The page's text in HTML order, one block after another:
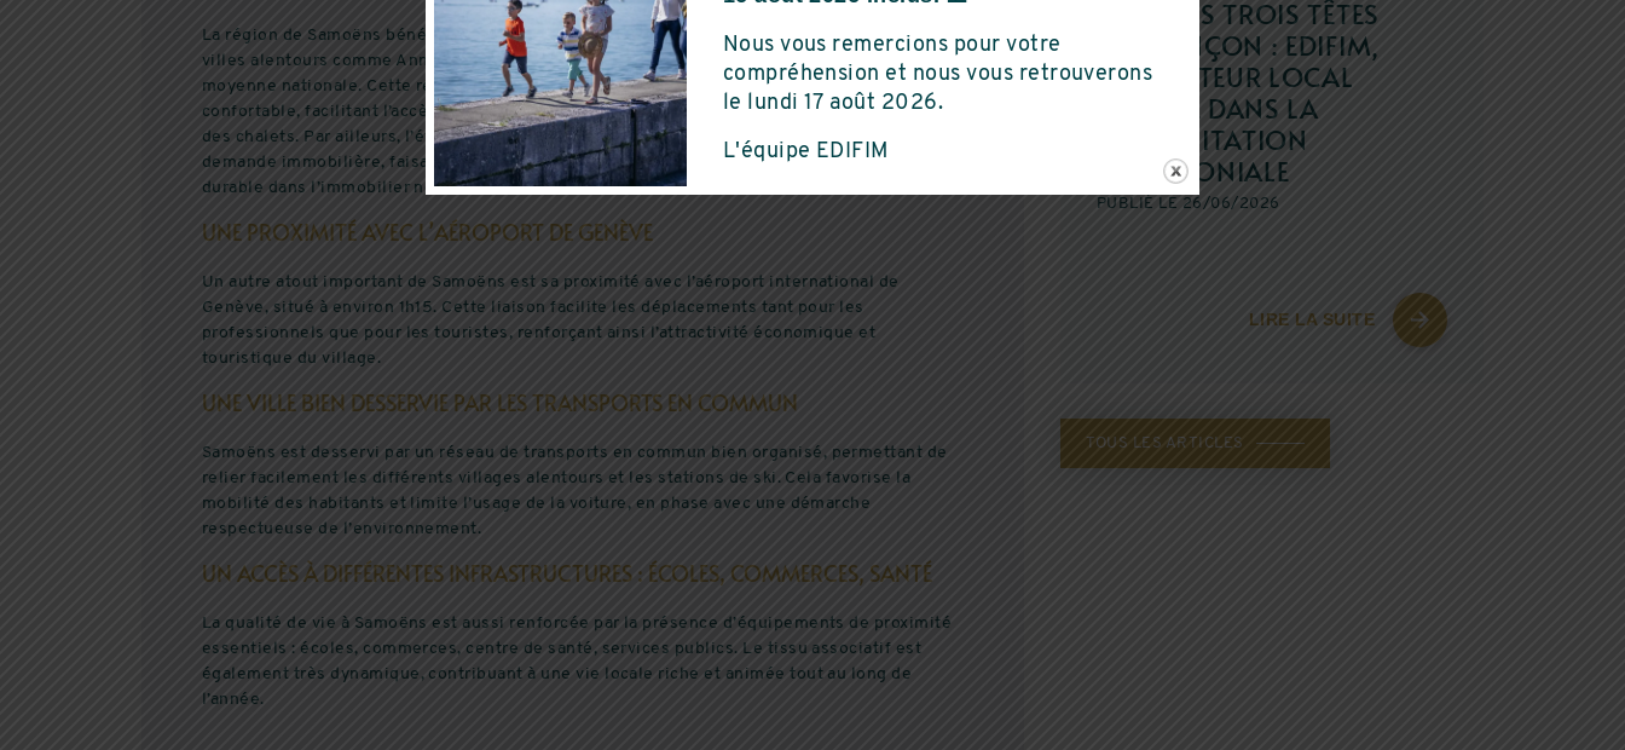
La région de Samoëns bénéficie d’un dynamisme économique certain, notamment grâce aux
villes alentours comme Annecy ou Genève, où les salaires moyens sont plus élevés que la
moyenne nationale. Cette réalité permet aux habitants de jouir d’un pouvoir d’achat
confortable, facilitant l’accès à des logements de qualité, que ce soit des appartements ou
des chalets. Par ailleurs, l’évolution favorable des salaires dans la région soutient la
demande immobilière, faisant de Samoëns une commune attractive pour un investissement
durable dans l’immobilier neuf ou ancien.
UNE PROXIMITÉ AVEC L’AÉROPORT DE GENÈVE
Un autre atout important de Samoëns est sa proximité avec l’aéroport international de
Genève, situé à environ 1h15. Cette liaison facilite les déplacements tant pour les
professionnels que pour les touristes, renforçant ainsi l’attractivité économique et
touristique du village.
UNE VILLE BIEN DESSERVIE PAR LES TRANSPORTS EN COMMUN
Samoëns est desservi par un réseau de transports en commun bien organisé, permettant de
relier facilement les différents villages alentours et les stations de ski. Cela favorise la
mobilité des habitants et limite l’usage de la voiture, en phase avec une démarche
respectueuse de l’environnement.
UN ACCÈS À DIFFÉRENTES INFRASTRUCTURES : ÉCOLES, COMMERCES, SANTÉ
La qualité de vie à Samoëns est aussi renforcée par la présence d’équipements de proximité
essentiels : écoles, commerces, centre de santé, services publics. Le tissu associatif est
également très dynamique, contribuant à une vie locale riche et animée tout au long de
l’année.
FORT DES TROIS TÊTES
À BRIANÇON : EDIFIM,
PROMOTEUR LOCAL
ENGAGÉ DANS LA
RÉHABILITATION
PATRIMONIALE
PUBLIÉ LE 26/06/2026
LIRE LA SUITE
TOUS LES ARTICLES
ESPACE CLIENT
AVIS CLIENTS
À PARTIR DE 185 999 €
DU 2 AU 4 PIÈCES
DU AU 5 PIÈCES DU 3 AU 5 PIÈCES DU AU 3 PIÈCES
Nous vous remercions pour votre
compréhension et nous vous retrouverons
le lundi 17 août 2026.
L'équipe EDIFIM